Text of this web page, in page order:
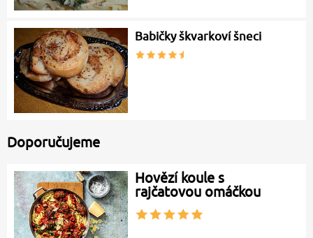
Babičky škvarkoví šneci
Doporučujeme
Hovězí koule s
rajčatovou omáčkou